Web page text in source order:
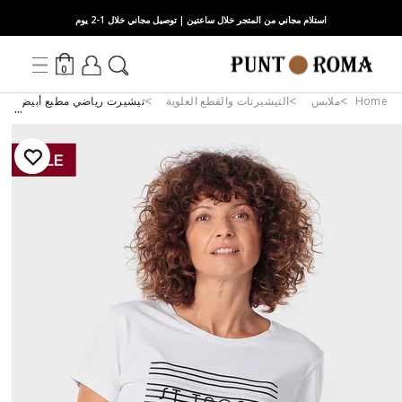
استلام مجاني من المتجر خلال ساعتين | توصيل مجاني خلال 1-2 يوم
0
Home ملابس التيشيرتات والقطع العلوية تيشيرت رياضي مطبع أبيض